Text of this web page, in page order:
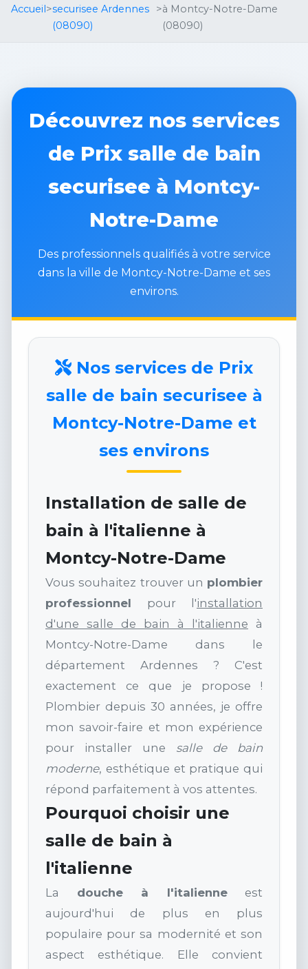
Accueil >securisee Ardennes
(08090)
>à Montcy-Notre-Dame
(08090)
Découvrez nos services
de Prix salle de bain
securisee à Montcy-
Notre-Dame
Des professionnels qualifiés à votre service
dans la ville de Montcy-Notre-Dame et ses
environs.
Nos services de Prix
salle de bain securisee à
Montcy-Notre-Dame et
ses environs
Installation de salle de
bain à l'italienne à
Montcy-Notre-Dame
Vous souhaitez trouver un plombier
professionnel pour l'installation
d'une salle de bain à l'italienne à
Montcy-Notre-Dame dans le
département Ardennes ? C'est
exactement ce que je propose !
Plombier depuis 30 années, je offre
mon savoir-faire et mon expérience
pour installer une salle de bain
moderne, esthétique et pratique qui
répond parfaitement à vos attentes.
Pourquoi choisir une
salle de bain à
l'italienne
La douche à l'italienneest
aujourd'hui de plus en plus
populaire pour sa modernité et son
aspect esthétique. Elle convient